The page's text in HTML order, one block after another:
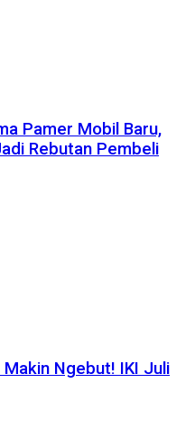
Pamer Mobil Baru,
Rebutan Pembeli
Ngebut! IKI Juli